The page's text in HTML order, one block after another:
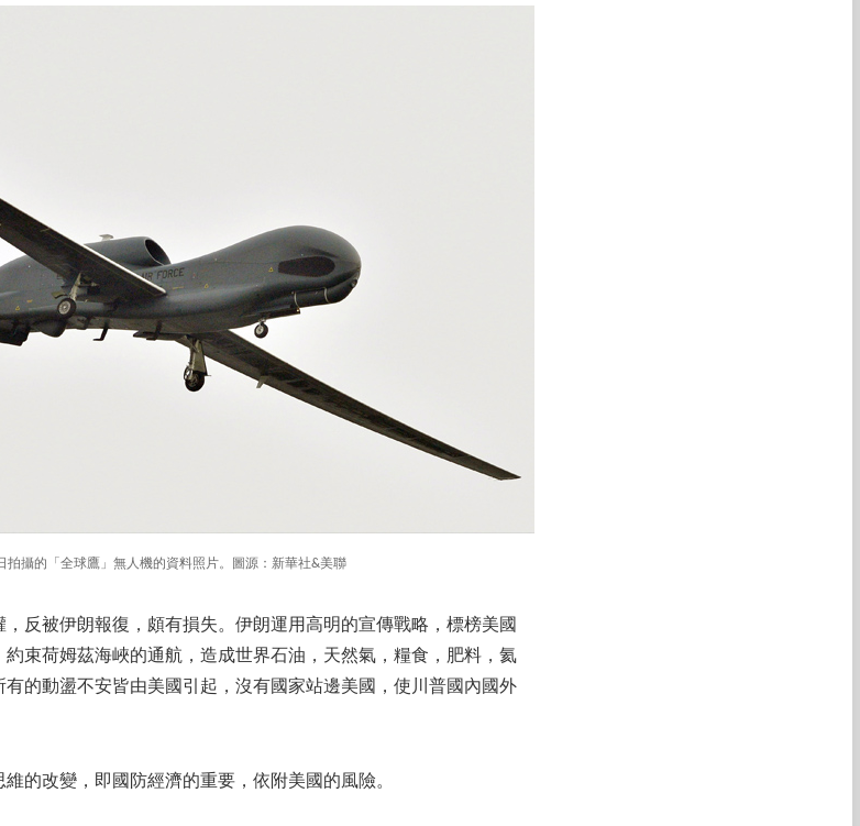
拍攝的「全球鷹」無人機的資料照片。圖源：新華社&美聯
反被伊朗報復，頗有損失。伊朗運用高明的宣傳戰略，標榜美國
束荷姆茲海峽的通航，造成世界石油，天然氣，糧食，肥料，氦
的動盪不安皆由美國引起，沒有國家站邊美國，使川普國內國外
的改變，即國防經濟的重要，依附美國的風險。